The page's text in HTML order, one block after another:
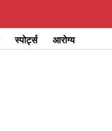
स्पोर्ट्स आरोग्य